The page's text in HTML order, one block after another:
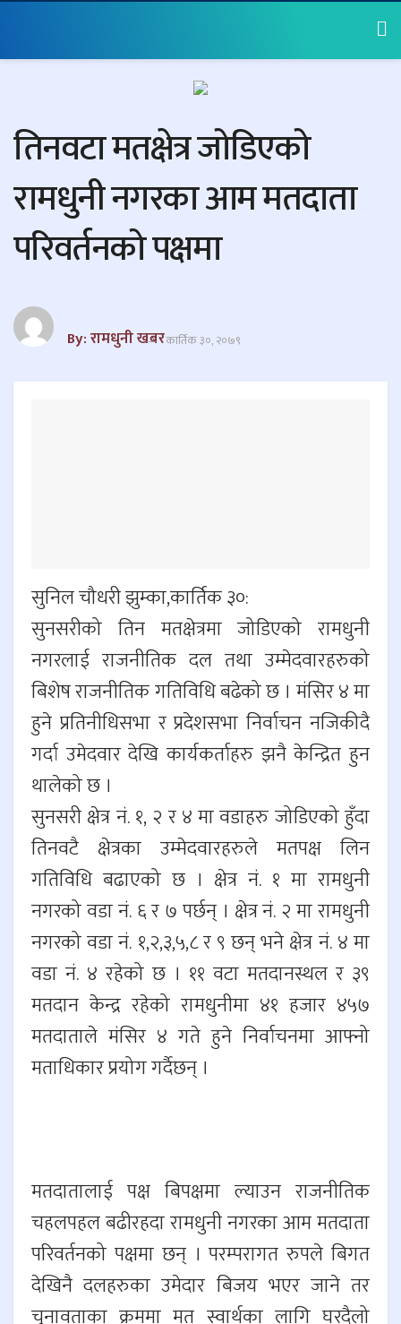
तिनवटा मतक्षेत्र जोडिएको
रामधुनी नगरका आम मतदाता
परिवर्तनको पक्षमा
By: रामधुनी खबरकार्तिक ३०, २०७९
सुनिल चौधरी झुम्का,कार्तिक ३०:
सुनसरीको तिन मतक्षेत्रमा जोडिएको रामधुनी
नगरलाई राजनीतिक दल तथा उम्मेदवारहरुको
बिशेष राजनीतिक गतिविधि बढेको छ । मंसिर ४ मा
हुने प्रतिनीधिसभा र प्रदेशसभा निर्वाचन नजिकीदै
गर्दा उमेदवार देखि कार्यकर्ताहरु झनै केन्द्रित हुन
थालेको छ ।
सुनसरी क्षेत्र नं. १, २ र ४ मा वडाहरु जोडिएको हुँदा
तिनवटै क्षेत्रका उम्मेदवारहरुले मतपक्ष लिन
गतिविधि बढाएको छ । क्षेत्र नं. १ मा रामधुनी
नगरको वडा नं. ६ र ७ पर्छन् । क्षेत्र नं. २ मा रामधुनी
नगरको वडा नं. १,२,३,५,८ र ९ छन् भने क्षेत्र नं. ४ मा
वडा नं. ४ रहेको छ । ११ वटा मतदानस्थल र ३९
मतदान केन्द्र रहेको रामधुनीमा ४१ हजार ४५७
मतदाताले मंसिर ४ गते हुने निर्वाचनमा आफ्नो
मताधिकार प्रयोग गर्दैछन् ।
मतदातालाई पक्ष बिपक्षमा ल्याउन राजनीतिक
चहलपहल बढीरहदा रामधुनी नगरका आम मतदाता
परिवर्तनको पक्षमा छन् । परम्परागत रुपले बिगत
देखिनै दलहरुका उमेदार बिजय भएर जाने तर